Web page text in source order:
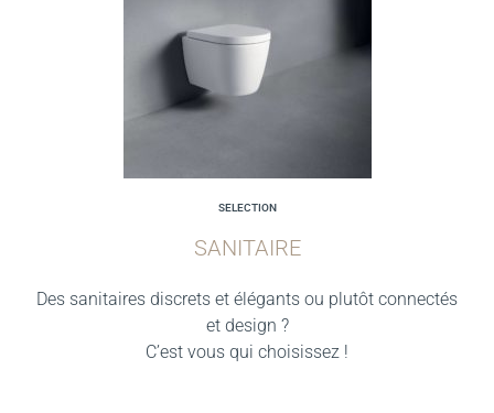
SELECTION
SANITAIRE
Des sanitaires discrets et élégants ou plutôt connectés
et design ?
C’est vous qui choisissez !